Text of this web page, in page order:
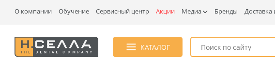
О компании Обучение Сервисный центр Акции Медиа Бренды Доставка
КАТАЛОГ